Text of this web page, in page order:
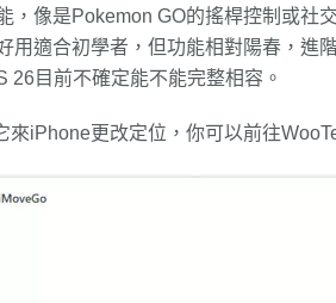
，像是Pokemon GO的搖桿控制或社
用適合初學者，但功能相對陽春，進
26目前不確定能不能完整相容。
來iPhone更改定位，你可以前往